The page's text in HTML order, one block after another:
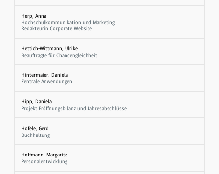
Herp, Anna
Hochschulkommunikation und Marketing
Redakteurin Corporate Website
Hettich-Wittmann, Ulrike
Beauftragte für Chancengleichheit
Hintermaier, Daniela
Zentrale Anwendungen
Hipp, Daniela
Projekt Eröffnungsbilanz und Jahresabschlüsse
Hofele, Gerd
Buchhaltung
Hoffmann, Margarite
Personalentwicklung